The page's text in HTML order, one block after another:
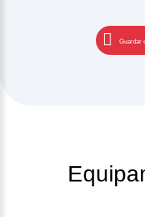
Guardar